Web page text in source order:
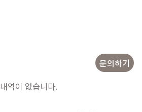
문의하기
내역이 없습니다.